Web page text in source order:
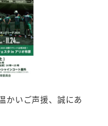
かいご声援、誠にあ